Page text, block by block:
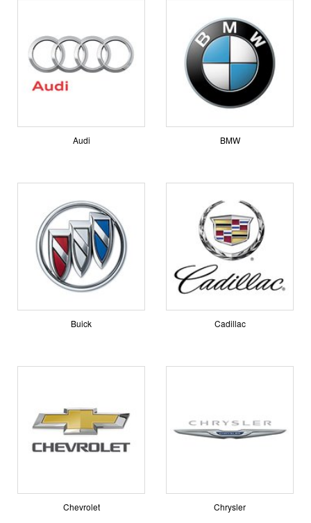
Audi BMW
Buick Cadillac
Chevrolet Chrysler